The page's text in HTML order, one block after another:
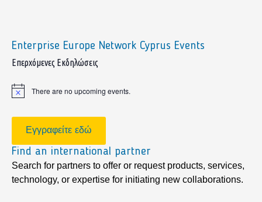
Enterprise Europe Network Cyprus Events
sidebar
Επερχόμενες Εκδηλώσεις
Notice There are no upcoming events.
Εγγραφείτε εδώ
Find an international partner
Search for partners to offer or request products, services,
technology, or expertise for initiating new collaborations.